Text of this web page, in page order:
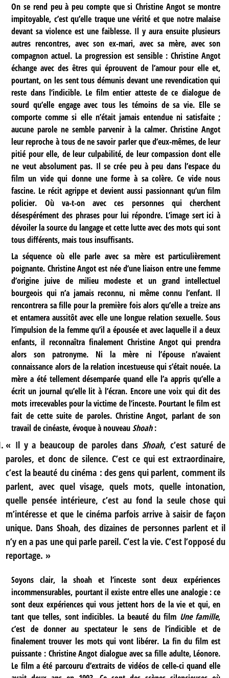
On se rend peu à peu compte que si Christine Angot se montre
impitoyable, c’est qu’elle traque une vérité et que notre malaise
devant sa violence est une faiblesse. Il y aura ensuite plusieurs
autres rencontres, avec son ex-mari, avec sa mère, avec son
compagnon actuel. La progression est sensible : Christine Angot
échange avec des êtres qui éprouvent de l’amour pour elle et,
pourtant, on les sent tous démunis devant une revendication qui
reste dans l’indicible. Le film entier atteste de ce dialogue de
sourd qu’elle engage avec tous les témoins de sa vie. Elle se
comporte comme si elle n’était jamais entendue ni satisfaite ;
aucune parole ne semble parvenir à la calmer. Christine Angot
leur reproche à tous de ne savoir parler que d’eux-mêmes, de leur
pitié pour elle, de leur culpabilité, de leur compassion dont elle
ne veut absolument pas. Il se crée peu à peu dans l’espace du
film un vide qui donne une forme à sa colère. Ce vide nous
fascine. Le récit agrippe et devient aussi passionnant qu’un film
policier. Où va-t-on avec ces personnes qui cherchent
désespérément des phrases pour lui répondre. L’image sert ici à
dévoiler la source du langage et cette lutte avec des mots qui sont
tous différents, mais tous insuffisants.
La séquence où elle parle avec sa mère est particulièrement
poignante. Christine Angot est née d’une liaison entre une femme
d’origine juive de milieu modeste et un grand intellectuel
bourgeois qui n’a jamais reconnu, ni même connu l’enfant. Il
rencontrera sa fille pour la première fois alors qu’elle a treize ans
et entamera aussitôt avec elle une longue relation sexuelle. Sous
l’impulsion de la femme qu’il a épousée et avec laquelle il a deux
enfants, il reconnaîtra finalement Christine Angot qui prendra
alors son patronyme. Ni la mère ni l’épouse n’avaient
connaissance alors de la relation incestueuse qui s’était nouée. La
mère a été tellement désemparée quand elle l’a appris qu’elle a
écrit un journal qu’elle lit à l’écran. Encore une voix qui dit des
mots irrecevables pour la victime de l’inceste. Pourtant le film est
fait de cette suite de paroles. Christine Angot, parlant de son
travail de cinéaste, évoque à nouveauShoah:
« Il y a beaucoup de paroles dansShoah, c’est saturé de
paroles, et donc de silence. C’est ce qui est extraordinaire,
c’est la beauté du cinéma : des gens qui parlent, comment ils
parlent, avec quel visage, quels mots, quelle intonation,
quelle pensée intérieure, c’est au fond la seule chose qui
m’intéresse et que le cinéma parfois arrive à saisir de façon
unique. Dans Shoah, des dizaines de personnes parlent et il
n’y en a pas une qui parle pareil. C’est la vie. C’est l’opposé du
reportage. »
Soyons clair, la shoah et l’inceste sont deux expériences
incommensurables, pourtant il existe entre elles une analogie : ce
sont deux expériences qui vous jettent hors de la vie et qui, en
tant que telles, sont indicibles. La beauté du film Une famille,
c’est de donner au spectateur le sens de l’indicible et de
finalement trouver les mots qui vont libérer. La fin du film est
puissante : Christine Angot dialogue avec sa fille adulte, Léonore.
Le film a été parcouru d’extraits de vidéos de celle-ci quand elle